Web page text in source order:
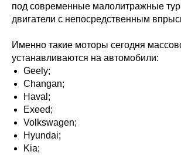
под современные малолитражные
двигатели с непосредственным
Именно такие моторы сегодня
устанавливаются на автомобили:
Geely;
Changan;
Haval;
Exeed;
Volkswagen;
Hyundai;
Kia;